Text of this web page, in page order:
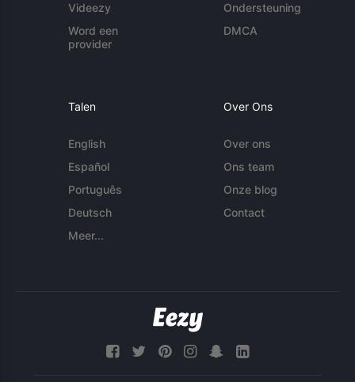
Videezy
Word een
provider
Ondersteuning
DMCA
Talen
English
Español
Português
Deutsch
Meer...
Over Ons
Over ons
Ons team
Onze blog
Contact